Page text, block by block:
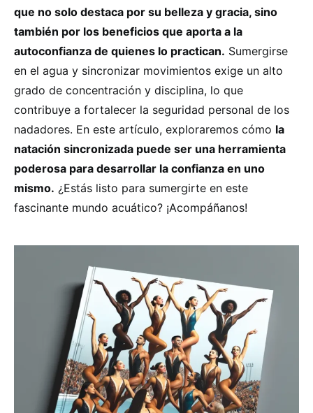
que no solo destaca por su belleza y gracia, sino
también por los beneficios que aporta a la
autoconfianza de quienes lo practican. Sumergirse
en el agua y sincronizar movimientos exige un alto
grado de concentración y disciplina, lo que
contribuye a fortalecer la seguridad personal de los
nadadores. En este artículo, exploraremos cómo la
natación sincronizada puede ser una herramienta
poderosa para desarrollar la confianza en uno
mismo. ¿Estás listo para sumergirte en este
fascinante mundo acuático? ¡Acompáñanos!